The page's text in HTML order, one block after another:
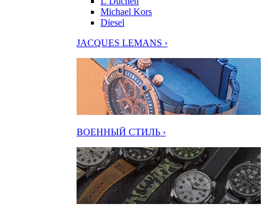
Michael Kors
Diesel
JACQUES LEMANS ›
ВОЕННЫЙ СТИЛЬ ›